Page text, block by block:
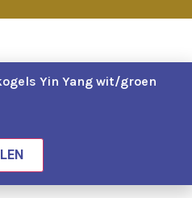
Yin Yang wit/groen